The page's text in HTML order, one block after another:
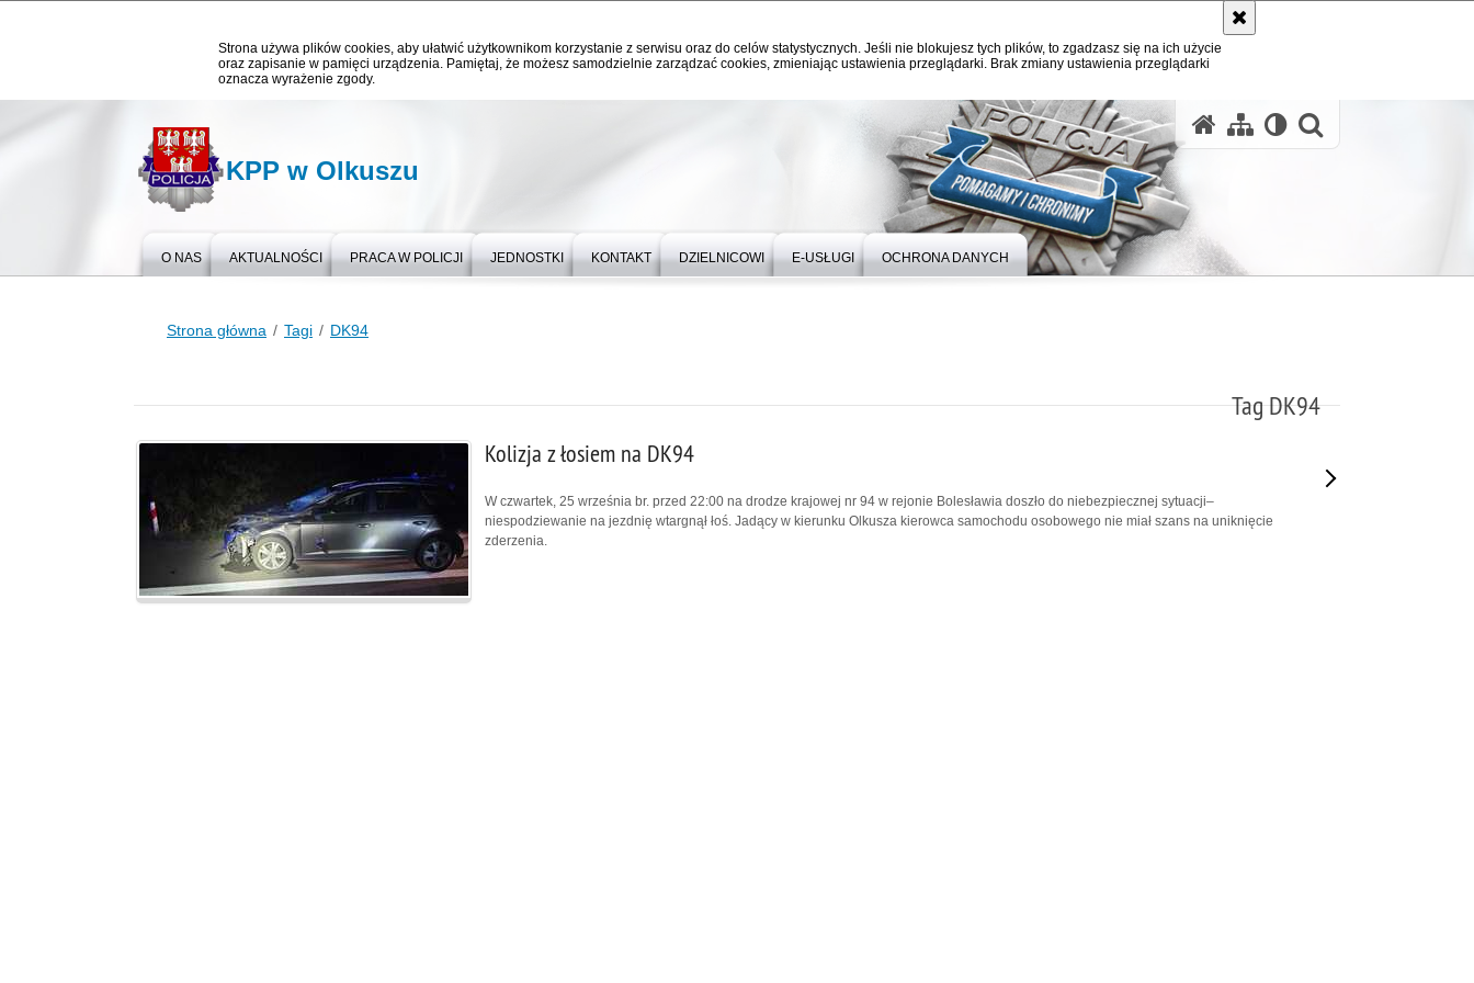
Strona używa plików cookies, aby ułatwić użytkownikom korzystanie z serwisu oraz do celów statystycznych. Jeśli nie blokujesz tych plików, to zgadzasz się na ich użycie
oraz zapisanie w pamięci urządzenia. Pamiętaj, że możesz samodzielnie zarządzać cookies, zmieniając ustawienia przeglądarki. Brak zmiany ustawienia przeglądarki
oznacza wyrażenie zgody.
KPP w Olkuszu
O NAS AKTUALNOŚCI PRACA W POLICJI JEDNOSTKI KONTAKT DZIELNICOWI E-USŁUGI OCHRONA DANYCH
Strona główna Tagi DK94
Tag DK94
Kolizja z łosiem na DK94
W czwartek, 25 września br. przed 22:00 na drodze krajowej nr 94 w rejonie Bolesławia doszło do niebezpiecznej sytuacji–
niespodziewanie na jezdnię wtargnął łoś. Jadący w kierunku Olkusza kierowca samochodu osobowego nie miał szans na uniknięcie
zderzenia.